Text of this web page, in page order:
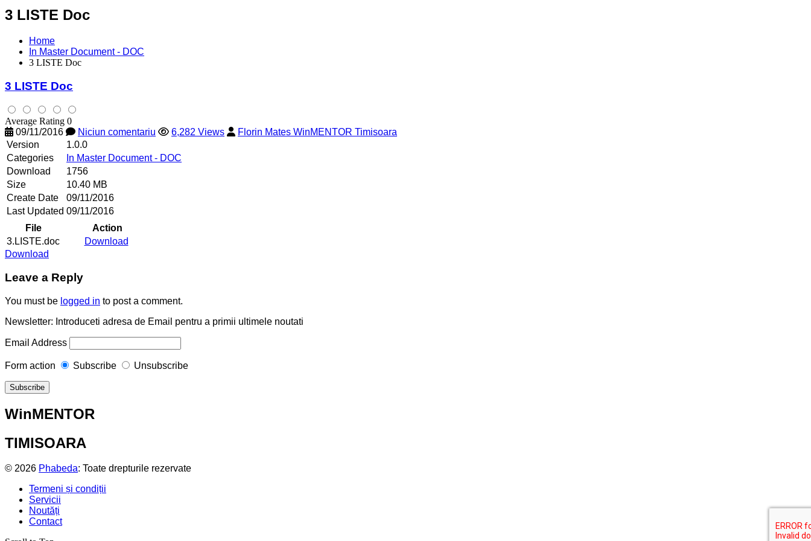
3 LISTE Doc
Home
In Master Document - DOC
3 LISTE Doc
3 LISTE Doc
Average Rating 0
09/11/2016
Niciun comentariu 6,282 Views
Florin Mates WinMENTOR Timisoara
Version
1.0.0
Categories
In Master Document - DOC
Download
1756
Size
10.40 MB
Create Date
09/11/2016
Last Updated 09/11/2016
File
Action
3.LISTE.doc
Download
Download
Leave a Reply
You must be logged in to post a comment.
Newsletter: Introduceti adresa de Email pentru a primii ultimele noutati
Email Address
Form action Subscribe Unsubscribe
WinMENTOR
TIMISOARA
© 2026 Phabeda: Toate drepturile rezervate
Termeni și condiții
Servicii
Noutăți
Contact